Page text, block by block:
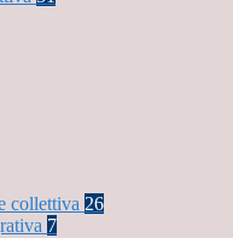
collettiva 26
7